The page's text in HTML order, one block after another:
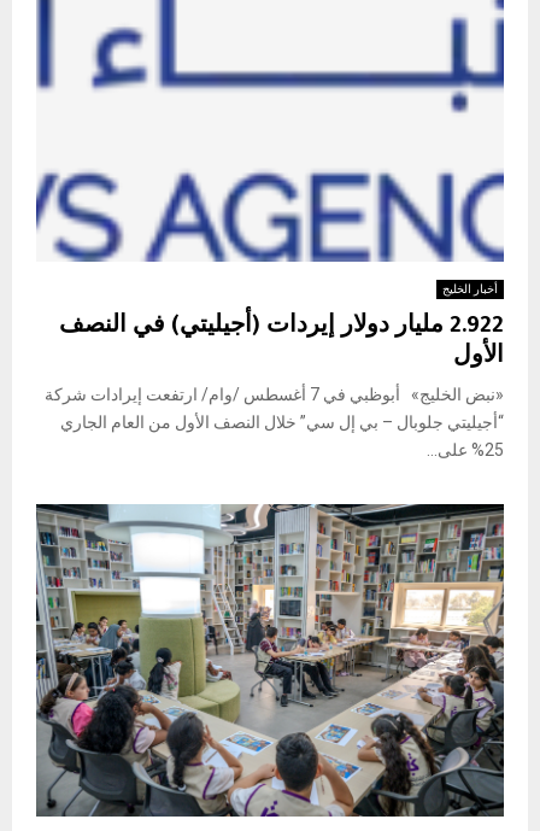
أخبار الخليج
2.922 مليار دولار إيردات (أجيليتي) في النصف
الأول
«نبض الخليج» أبوظبي في 7 أغسطس /وام/ ارتفعت إيرادات شركة
“أجيليتي جلوبال – بي إل سي” خلال النصف الأول من العام الجاري
25% على...